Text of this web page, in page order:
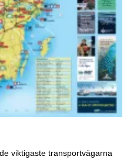
viktigaste transportvägarna